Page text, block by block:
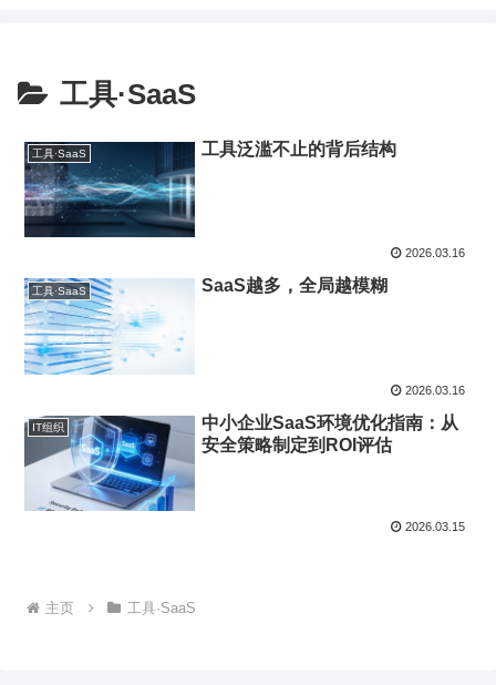
工具·SaaS
工具·SaaS 工具泛滥不止的背后结构
2026.03.16
工具·SaaS SaaS越多，全局越模糊
2026.03.16
IT组织
中小企业SaaS环境优化指南：从
安全策略制定到ROI评估
2026.03.15
主页 工具·SaaS